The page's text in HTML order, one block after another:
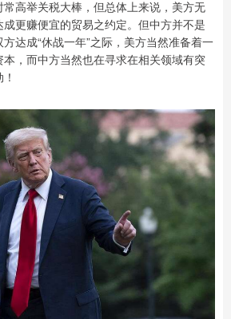
高举关税大棒，但总体上来说，美方无
更赚便宜的贸易之约定。但中方并不是
达成“休战一年”之际，美方当然准备着一
，而中方当然也在寻求在相关领域有突